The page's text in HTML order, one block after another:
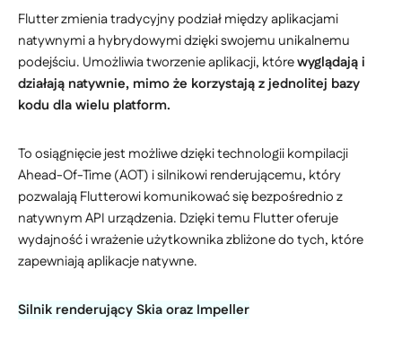
Flutter zmienia tradycyjny podział między aplikacjami
natywnymi a hybrydowymi dzięki swojemu unikalnemu
podejściu. Umożliwia tworzenie aplikacji, którewyglądają i
działają natywnie, mimo że korzystają z jednolitej bazy
kodu dla wielu platform.
To osiągnięcie jest możliwe dzięki technologii kompilacji
Ahead-Of-Time (AOT) i silnikowi renderującemu, który
pozwalają Flutterowi komunikować się bezpośrednio z
natywnym API urządzenia. Dzięki temu Flutter oferuje
wydajność i wrażenie użytkownika zbliżone do tych, które
zapewniają aplikacje natywne.
Silnik renderujący Skia oraz Impeller